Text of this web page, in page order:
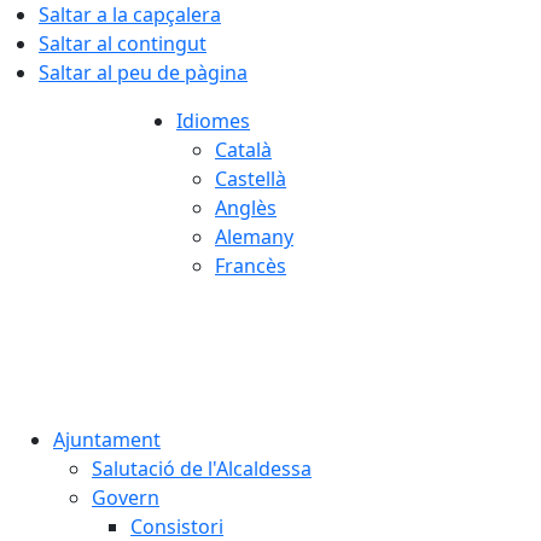
Saltar a la capçalera
Saltar al contingut
Saltar al peu de pàgina
Idiomes
Català
Castellà
Anglès
Alemany
Francès
Ajuntament
Salutació de l'Alcaldessa
Govern
Consistori